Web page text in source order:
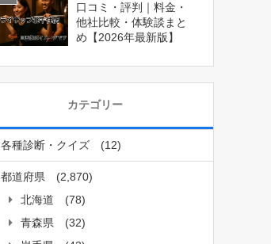
口コミ・評判｜料金・
他社比較・体験談まと
め【2026年最新版】
カテゴリー
各種診断・クイズ (12)
都道府県
(2,870)
北海道
(78)
青森県
(32)